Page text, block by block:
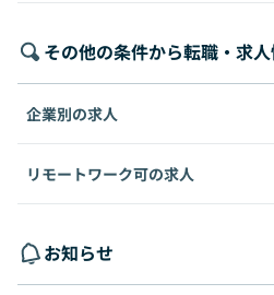
その他の条件から転職・求
企業別の求人
リモートワーク可の求人
お知らせ